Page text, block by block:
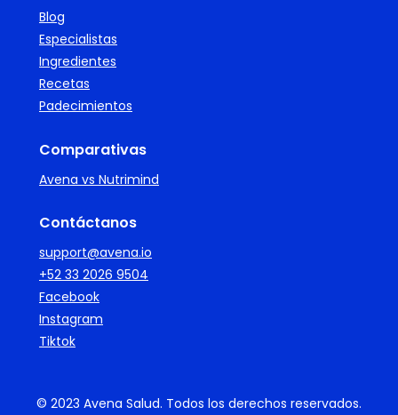
Blog
Especialistas
Ingredientes
Recetas
Padecimientos
Comparativas
Avena vs Nutrimind
Contáctanos
support@avena.io
+52 33 2026 9504
Facebook
Instagram
Tiktok
© 2023 Avena Salud. Todos los derechos reservados.